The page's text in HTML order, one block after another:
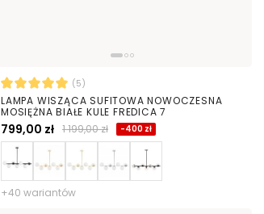
(5)
LAMPA WISZĄCA SUFITOWA NOWOCZESNA
MOSIĘŻNA BIAŁE KULE FREDICA 7
799,00 zł 1 199,00 zł -400 zł
+40 wariantów